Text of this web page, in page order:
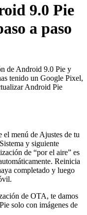
9.0 Pie
a paso
de Android 9.0 Pie y
tenido un Google Pixel,
Android Pie
menú de Ajustes de tu
y siguiente
de “por el aire” es
Reinicia
completado y luego
de OTA, te damos
solo con imágenes de